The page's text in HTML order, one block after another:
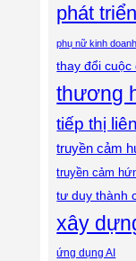
phát
phụ nữ kinh doanh
thay đổi cuộc
thương
tiếp thị
truyền cảm
truyền cảm
tư duy thành
xây
ứng dụng AI